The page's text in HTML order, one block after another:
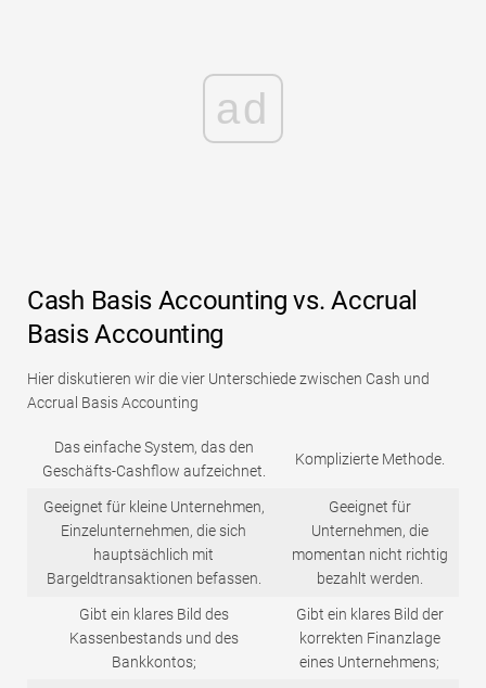
ad
Cash Basis Accounting vs. Accrual
Basis Accounting
Hier diskutieren wir die vier Unterschiede zwischen Cash und
Accrual Basis Accounting
Das einfache System, das den
Geschäfts-Cashflow aufzeichnet.
Komplizierte Methode.
Geeignet für kleine Unternehmen,
Einzelunternehmen, die sich
hauptsächlich mit
Bargeldtransaktionen befassen.
Geeignet für
Unternehmen, die
momentan nicht richtig
bezahlt werden.
Gibt ein klares Bild des
Kassenbestands und des
Bankkontos;
Gibt ein klares Bild der
korrekten Finanzlage
eines Unternehmens;